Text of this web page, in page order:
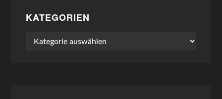
KATEGORIEN
Kategorien